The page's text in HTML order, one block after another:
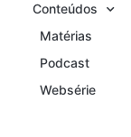
Conteúdos
Matérias
Podcast
Websérie